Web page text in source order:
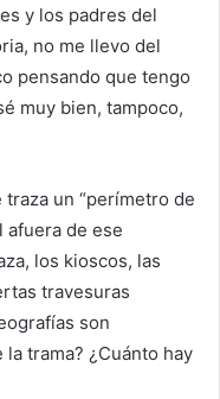
y los padres del
no me llevo del
pensando que tengo
muy bien, tampoco,
un “perímetro de
afuera de ese
los kioscos, las
travesuras
son
trama? ¿Cuánto hay